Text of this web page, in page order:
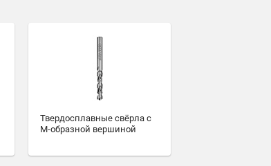
Твердосплавные свёрла c
M-образной вершиной